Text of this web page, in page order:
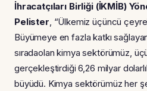
İhracatçıları Birliği (İKMİB)
Pelister, “Ülkemiz üçüncü
Büyümeye en fazla katkı
sıradaolan kimya sektörümüz,
gerçekleştirdiği 6,26 milyar
büyüdü. Kimya sektörümüz her